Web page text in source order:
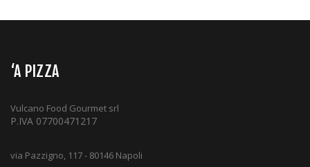
‘A PIZZA
Vulcano Food Gourmet srl
P.IVA 07700471217
via Pazzigno, 117 - 80146 Napoli